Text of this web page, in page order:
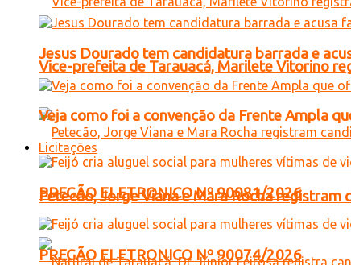
Vice-prefeita de Tarauacá, Marilete Vitorino
Petecão, Jorge Viana e Mara Rocha registram
Jesus Dourado tem candidatura barrada e
Veja como foi a convenção da Frente Ampla
Licitações
PREGÃO ELETRONICO Nº 90081/2026
PREGÃO ELETRONICO Nº 90074/2026